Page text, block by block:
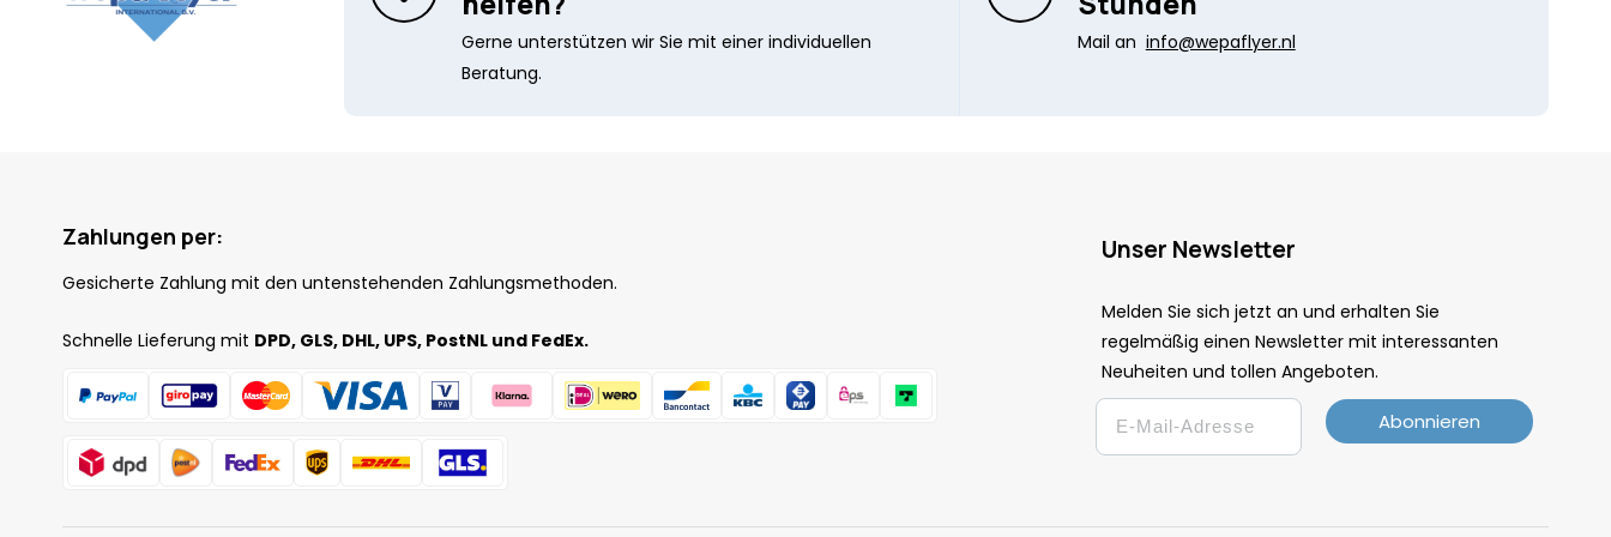
Gerne unterstützen wir Sie mit einer individuellen
Beratung.
Mail an info@wepaflyer.nl
Zahlungen per:
Gesicherte Zahlung mit den untenstehenden Zahlungsmethoden.
Schnelle Lieferung mit DPD, GLS, DHL, UPS, PostNL und FedEx.
Unser Newsletter
Melden Sie sich jetzt an und erhalten Sie
regelmäßig einen Newsletter mit interessanten
Neuheiten und tollen Angeboten.
Email
Abonnieren